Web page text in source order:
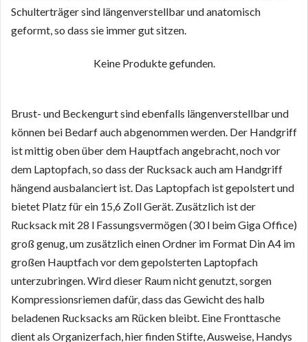
Schulterträger sind längenverstellbar und anatomisch
geformt, so dass sie immer gut sitzen.
Keine Produkte gefunden.
Brust- und Beckengurt sind ebenfalls längenverstellbar und
können bei Bedarf auch abgenommen werden. Der Handgriff
ist mittig oben über dem Hauptfach angebracht, noch vor
dem Laptopfach, so dass der Rucksack auch am Handgriff
hängend ausbalanciert ist. Das Laptopfach ist gepolstert und
bietet Platz für ein 15,6 Zoll Gerät. Zusätzlich ist der
Rucksack mit 28 l Fassungsvermögen (30 l beim Giga Office)
groß genug, um zusätzlich einen Ordner im Format Din A4 im
großen Hauptfach vor dem gepolsterten Laptopfach
unterzubringen. Wird dieser Raum nicht genutzt, sorgen
Kompressionsriemen dafür, dass das Gewicht des halb
beladenen Rucksacks am Rücken bleibt. Eine Fronttasche
dient als Organizerfach, hier finden Stifte, Ausweise, Handys